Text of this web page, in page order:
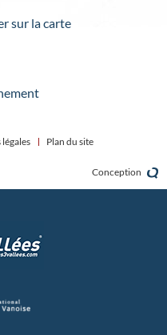
sur la carte
Plan du site
Conception